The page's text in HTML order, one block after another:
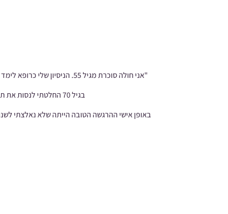
"אני חולה סוכרת מגיל 55.
בגיל 70 החלטתי לנסות את תוסף התזונה הטבעי
באופן אישי ההרגשה הטובה הייתה שלא נאלצתי